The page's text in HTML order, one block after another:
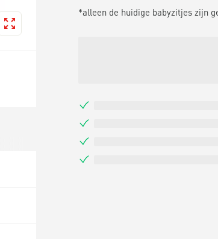
*alleen de huidige babyzitjes zijn